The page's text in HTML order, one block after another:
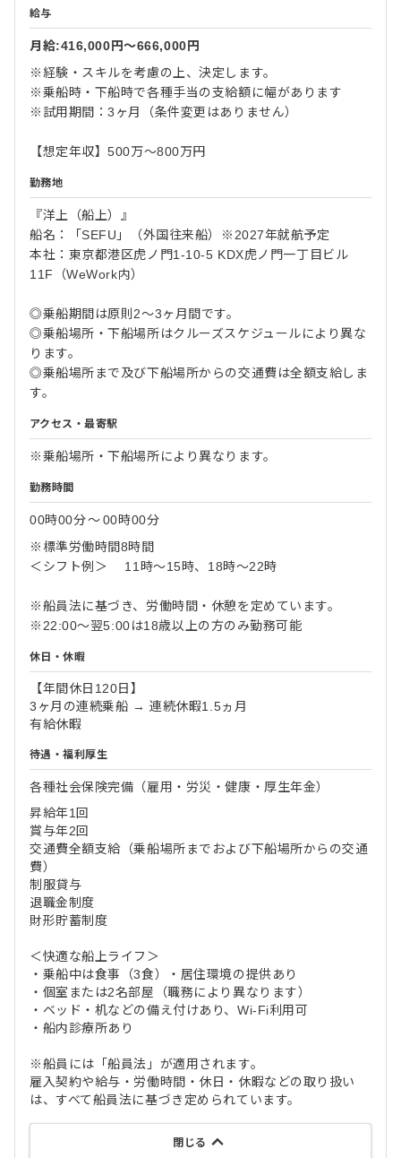
給与
月給:416,000円〜666,000円
※経験・スキルを考慮の上、決定します。
※乗船時・下船時で各種手当の支給額に幅があります
※試用期間：3ヶ月（条件変更はありません）
【想定年収】500万～800万円
勤務地
『洋上（船上）』
船名：「SEFU」（外国往来船）※2027年就航予定
本社：東京都港区虎ノ門1-10-5 KDX虎ノ門一丁目ビル
11F（WeWork内）
◎乗船期間は原則2～3ヶ月間です。
◎乗船場所・下船場所はクルーズスケジュールにより異な
ります。
◎乗船場所まで及び下船場所からの交通費は全額支給しま
す。
アクセス・最寄駅
※乗船場所・下船場所により異なります。
勤務時間
00時00分〜00時00分
※標準労働時間8時間
＜シフト例＞ 11時～15時、18時～22時
※船員法に基づき、労働時間・休憩を定めています。
※22:00〜翌5:00は18歳以上の方のみ勤務可能
休日・休暇
【年間休日120日】
3ヶ月の連続乗船 → 連続休暇1.5ヵ月
有給休暇
待遇・福利厚生
各種社会保険完備（雇用・労災・健康・厚生年金）
昇給年1回
賞与年2回
交通費全額支給（乗船場所までおよび下船場所からの交通
費）
制服貸与
退職金制度
財形貯蓄制度
＜快適な船上ライフ＞
・乗船中は食事（3食）・居住環境の提供あり
・個室または2名部屋（職務により異なります）
・ベッド・机などの備え付けあり、Wi-Fi利用可
・船内診療所あり
※船員には「船員法」が適用されます。
雇入契約や給与・労働時間・休日・休暇などの取り扱い
は、すべて船員法に基づき定められています。
閉じる